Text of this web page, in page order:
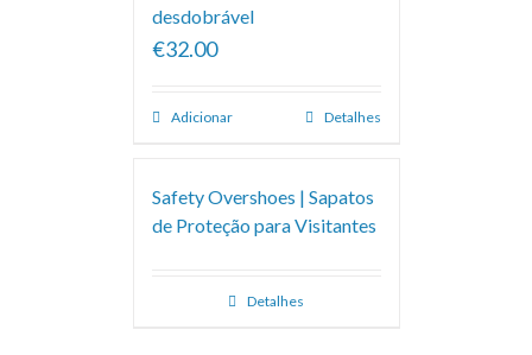
desdobrável
€32.00
Adicionar Detalhes
Safety Overshoes | Sapatos
de Proteção para Visitantes
Detalhes